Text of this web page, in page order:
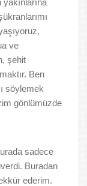
ve
şehit
Ben
söylemek
gönlümüzde
sadece
Buradan
ederim.